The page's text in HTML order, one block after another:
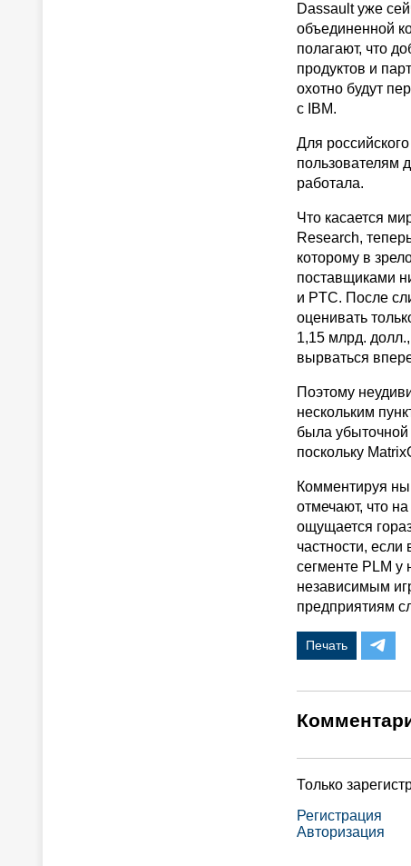
Dassault уже
объединенной
полагают, что
продуктов и
охотно будут
с IBM.
Для
пользователям
работала.
Что касается
Research,
которому в
поставщиками
и PTC. После
оценивать
1,15 млрд.
вырваться
Поэтому
нескольким
была убыточной
поскольку
Комментируя
отмечают, что
ощущается
частности,
сегменте PLM
независимым
предприятиям
Печать
Только
Регистрация
Авторизация